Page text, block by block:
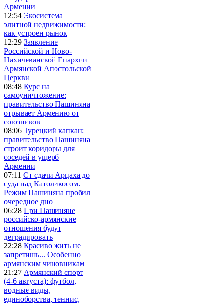
Армении
12:54 Экосистема
элитной недвижимости:
как устроен рынок
12:29 Заявление
Российской и Ново-
Нахичеванской Епархии
Армянской Апостольской
Церкви
08:48 Курс на
самоуничтожение:
правительство Пашиняна
отрывает Армению от
союзников
08:06 Турецкий капкан:
правительство Пашиняна
строит коридоры для
соседей в ущерб
Армении
07:11 От сдачи Арцаха до
суда над Католикосом:
Режим Пашиняна пробил
очередное дно
06:28 При Пашиняне
российско-армянские
отношения будут
деградировать
22:28 Красиво жить не
запретишь... Особенно
армянским чиновникам
21:27 Армянский спорт
(4-6 августа): футбол,
водные виды,
единоборства, теннис,